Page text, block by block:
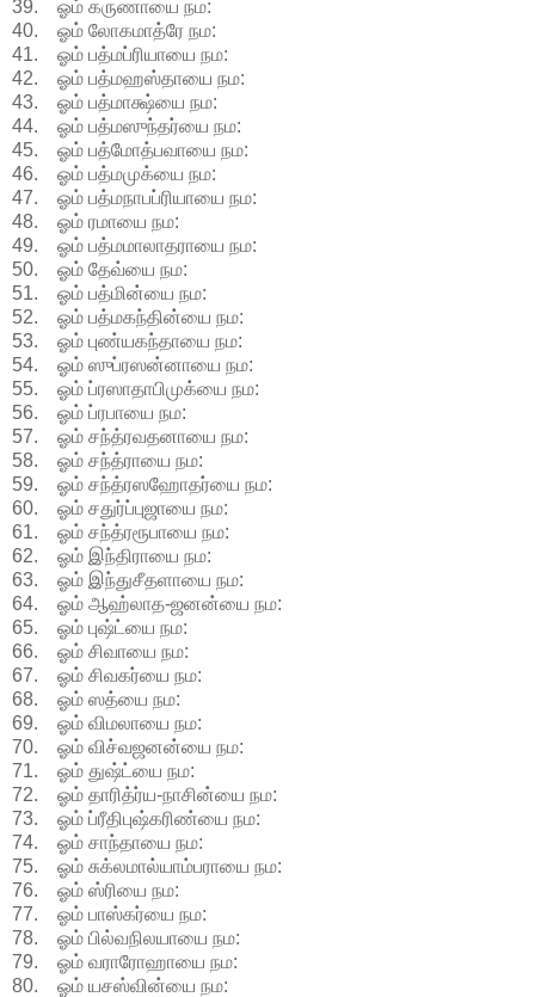
39. ஓம் கருணாயை நம:
40. ஓம் லோகமாத்ரே நம:
41. ஓம் பத்மப்ரியாயை நம:
42. ஓம் பத்மஹஸ்தாயை நம:
43. ஓம் பத்மாக்ஷ்யை நம:
44. ஓம் பத்மஸுந்தர்யை நம:
45. ஓம் பத்மோத்பவாயை நம:
46. ஓம் பத்மமுக்யை நம:
47. ஓம் பத்மநாபப்ரியாயை நம:
48. ஓம் ரமாயை நம:
49. ஓம் பத்மமாலாதராயை நம:
50. ஓம் தேவ்யை நம:
51. ஓம் பத்மின்யை நம:
52. ஓம் பத்மகந்தின்யை நம:
53. ஓம் புண்யகந்தாயை நம:
54. ஓம் ஸுப்ரஸன்னாயை நம:
55. ஓம் ப்ரஸாதாபிமுக்யை நம:
56. ஓம் ப்ரபாயை நம:
57. ஓம் சந்த்ரவதனாயை நம:
58. ஓம் சந்த்ராயை நம:
59. ஓம் சந்த்ரஸஹோதர்யை நம:
60. ஓம் சதுர்ப்புஜாயை நம:
61. ஓம் சந்த்ரரூபாயை நம:
62. ஓம் இந்திராயை நம:
63. ஓம் இந்துசீதளாயை நம:
64. ஓம் ஆஹ்லாத-ஜனன்யை நம:
65. ஓம் புஷ்ட்யை நம:
66. ஓம் சிவாயை நம:
67. ஓம் சிவகர்யை நம:
68. ஓம் ஸத்யை நம:
69. ஓம் விமலாயை நம:
70. ஓம் விச்வஜனன்யை நம:
71. ஓம் துஷ்ட்யை நம:
72. ஓம் தாரித்ர்ய-நாசின்யை நம:
73. ஓம் ப்ரீதிபுஷ்கரிண்யை நம:
74. ஓம் சாந்தாயை நம:
75. ஓம் சுக்லமால்யாம்பராயை நம:
76. ஓம் ஸ்ரியை நம:
77. ஓம் பாஸ்கர்யை நம:
78. ஓம் பில்வநிலயாயை நம:
79. ஓம் வராரோஹாயை நம:
80. ஓம் யசஸ்வின்யை நம: